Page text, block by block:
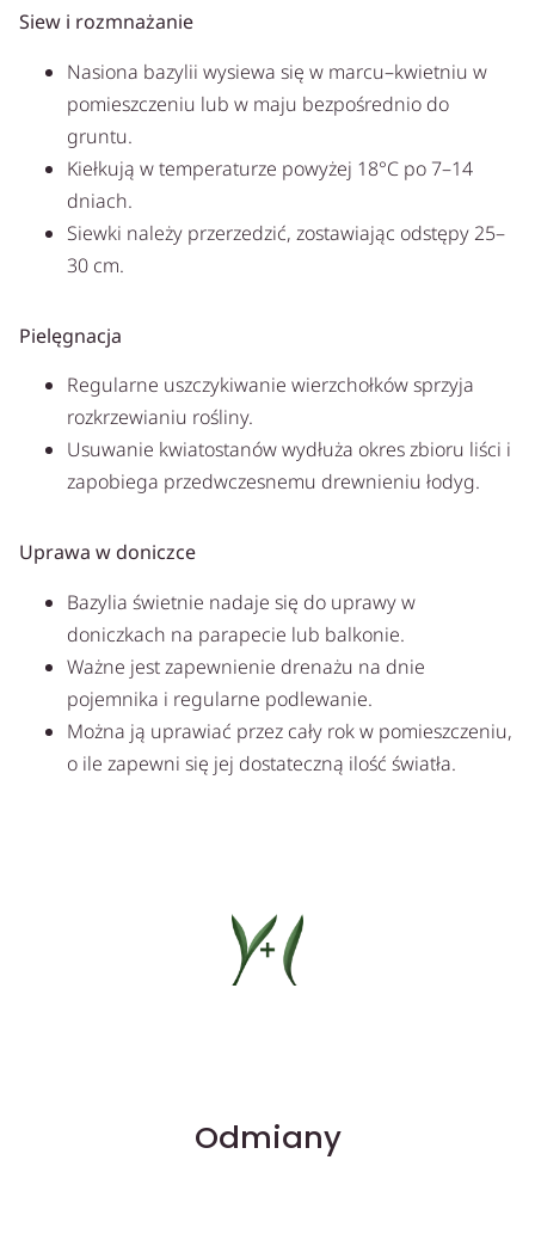
Siew i rozmnażanie
Nasiona bazylii wysiewa się w marcu–kwietniu w
pomieszczeniu lub w maju bezpośrednio do
gruntu.
Kiełkują w temperaturze powyżej 18°C po 7–14
dniach.
Siewki należy przerzedzić, zostawiając odstępy 25–
30 cm.
Pielęgnacja
Regularne uszczykiwanie wierzchołków sprzyja
rozkrzewianiu rośliny.
Usuwanie kwiatostanów wydłuża okres zbioru liści i
zapobiega przedwczesnemu drewnieniu łodyg.
Uprawa w doniczce
Bazylia świetnie nadaje się do uprawy w
doniczkach na parapecie lub balkonie.
Ważne jest zapewnienie drenażu na dnie
pojemnika i regularne podlewanie.
Można ją uprawiać przez cały rok w pomieszczeniu,
o ile zapewni się jej dostateczną ilość światła.
Odmiany